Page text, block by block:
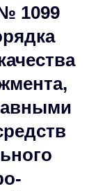
1099